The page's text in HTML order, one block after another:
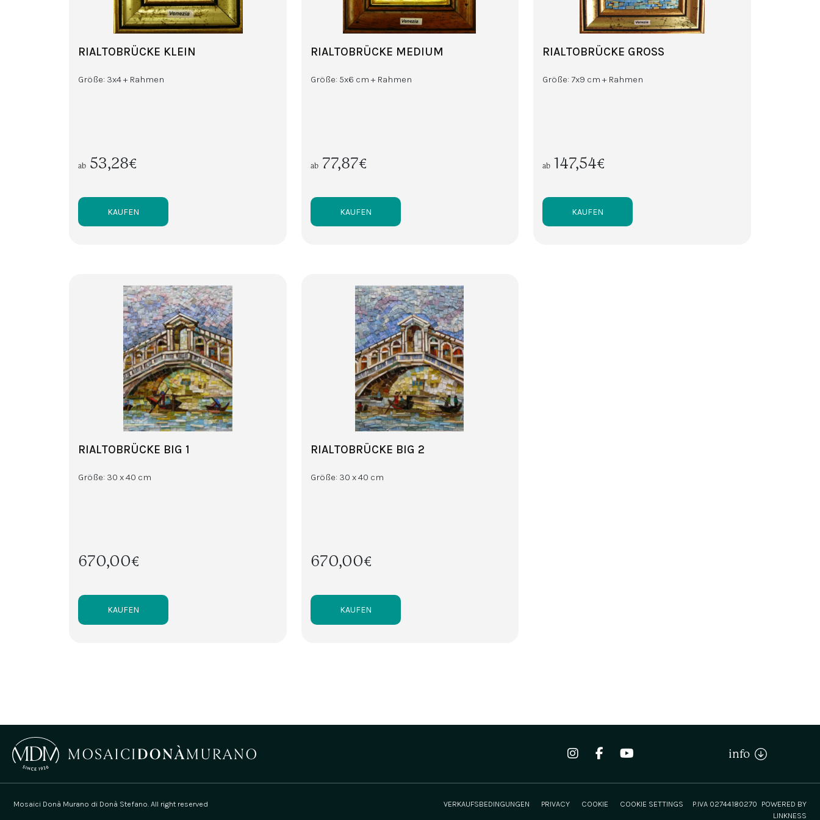
RIALTOBRÜCKE KLEIN
Größe: 3x4 + Rahmen
ab53,28€
KAUFEN
RIALTOBRÜCKE MEDIUM
Größe: 5x6 cm + Rahmen
ab77,87€
KAUFEN
RIALTOBRÜCKE GROSS
Größe: 7x9 cm + Rahmen
ab 147,54€
KAUFEN
RIALTOBRÜCKE BIG 1
Größe: 30 x 40 cm
670,00€
KAUFEN
RIALTOBRÜCKE BIG 2
Größe: 30 x 40 cm
670,00€
KAUFEN
info
Mosaici Donà Murano di Donà Stefano. All right reserved VERKAUFSBEDINGUNGEN PRIVACY COOKIE COOKIE SETTINGS P.IVA 02744180270 POWERED BY
LINKNESS